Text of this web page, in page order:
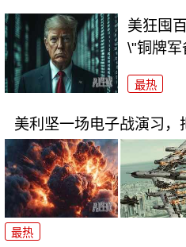
美狂囤
\"铜牌军
最热
美利坚一场电子战演习，
最热